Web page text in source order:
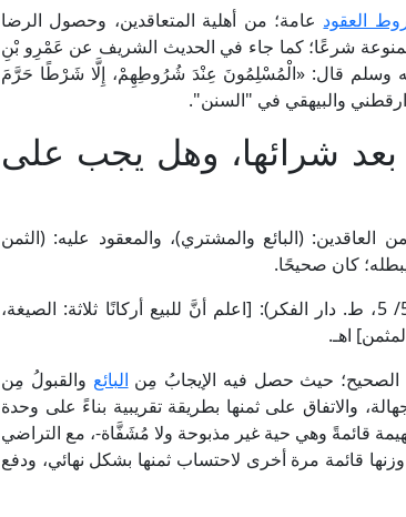
العقود عامة؛ من أهلية المتعاقدين، وحصول الرضا
شرعًا؛ كما جاء في الحديث الشريف عن عَمْرِو بْنِ
وسلم قال: «الْمُسْلِمُونَ عِنْدَ شُرُوطِهِمْ، إِلَّا شَرْطًا حَرَّمَ
والبيهقي في "السنن".
بعد شرائها، وهل يجب على
العاقدين: (البائع والمشتري)، والمعقود عليه: (الثمن
كان صحيحًا.
قال الإمام الخرشي المالكي في "شرح مختصر خليل" (5/ 5، ط. دار الفكر): [اعلم أنَّ للبيع أركانًا ثلاثة: الصيغة،
اهـ.
الصحيح؛ حيث حصل فيه الإيجابُ مِن البائع والقبولُ مِن
والاتفاق على ثمنها بطريقة تقريبية بناءً على وحدة
قائمةً وهي حية غير مذبوحة ولا مُشَفَّاة-، مع التراضي
قائمة مرة أخرى لاحتساب ثمنها بشكل نهائي، ودفع